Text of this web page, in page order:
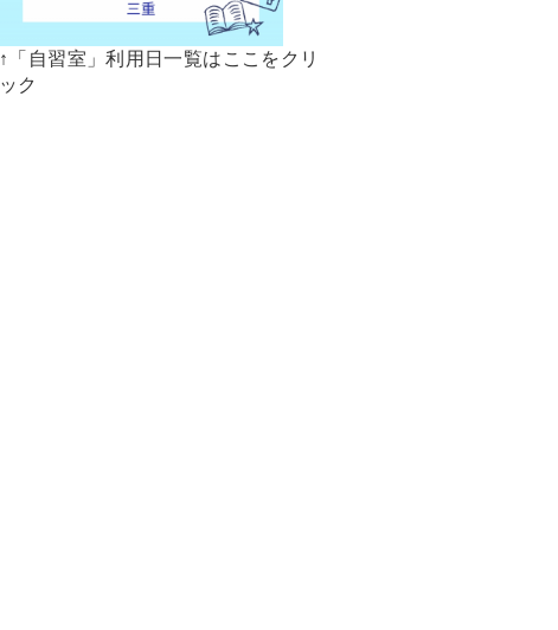
↑「自習室」利用日一覧はここをクリ
ック